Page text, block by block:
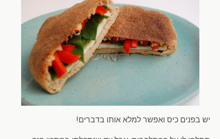
יש בפנים כיס ואפשר למלא אותו בדברים!